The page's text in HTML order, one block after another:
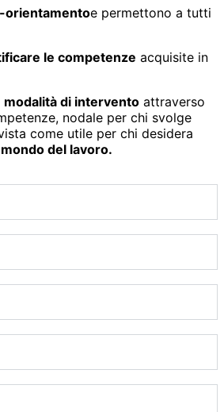
orientamentoe permettono a tutti
le competenze acquisite in
modalità di intervento attraverso
nodale per chi svolge
come utile per chi desidera
del lavoro.